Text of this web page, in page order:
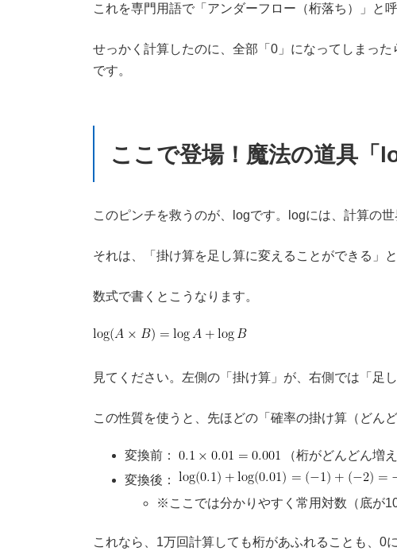
これを専門用語で「アンダーフロー（桁落ち）」と呼
せっかく計算したのに、全部「0」になってしまっ
です。
ここで登場！魔法の道具「
このピンチを救うのが、logです。logには、計算の
それは、「掛け算を足し算に変えることができる」と
数式で書くとこうなります。
見てください。左側の「掛け算」が、右側では「足
この性質を使うと、先ほどの「確率の掛け算（どん
変換前：
（桁がどんどん増
変換後：
※ここでは分かりやすく常用対数（底が
これなら、1万回計算しても桁があふれることも、0